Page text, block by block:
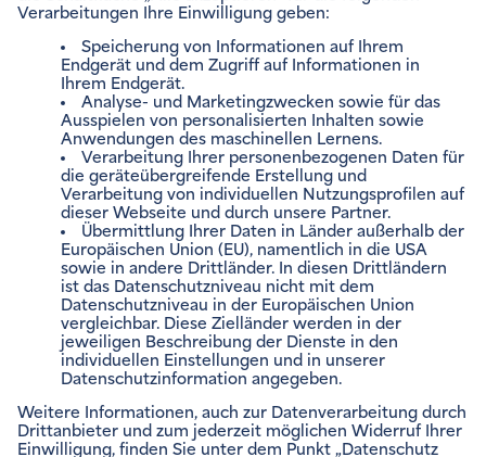
ENVIAM NEWSLETTER
Zum Newsletter anmelden
VERTRÄGE VERWALTEN